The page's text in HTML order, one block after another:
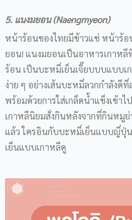
5. แนงมยอน (Naengmyeon)
หน้าร้อนของไทยมีข้าวแช่ หน้าร้อ
ยอน! แนงมยอนเป็นอาหารเกาห
ร้อน เป็นบะหมี่เย็นเจี๊ยบบบแบบเ
ง่าย ๆ อย่างเส้นบะหมี่ลวกกำลังดี
พร้อมด้วยการใส่เกล็ดน้ำแข็งเข้า
เกาหลีนิยมสั่งกินหลังจากที่กินหมูย่
แล้ว ใครอินกับบะหมี่เย็นแบบญี่ปุ่
เย็นแบบเกาหลีดู